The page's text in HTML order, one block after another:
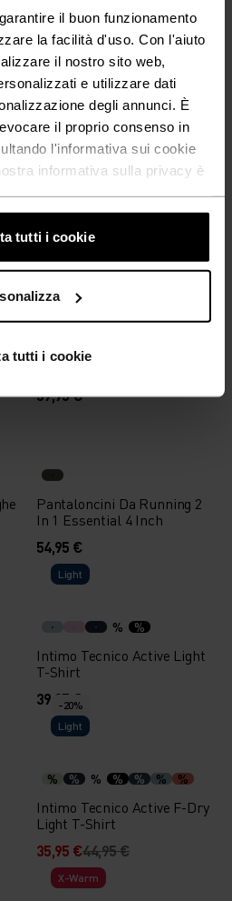
il buon funzionamento
la facilità d'uso. Con l'aiuto
il nostro sito web,
e utilizzare dati
degli annunci. È
il proprio consenso in
l'informativa sui cookie
informativa sulla privacy è
tutti i cookie
tutti i cookie
T-Shirt Cubic
54,95 €
T-Shirt Da Running
Zeroweight Engineered
Chill-Tec
59,95 €
X-Light
% % %
Mid Layer Da Running
59,95 €
Pantaloncini Da Running 2
In 1 Essential 4 Inch
54,95 €
Light
% %
Intimo Tecnico Active Light
T-Shirt
39,95 €
-20%
Light
% % % % % % %
Intimo Tecnico Active F-Dry
Light T-Shirt
35,95 €44,95 €
X-Warm